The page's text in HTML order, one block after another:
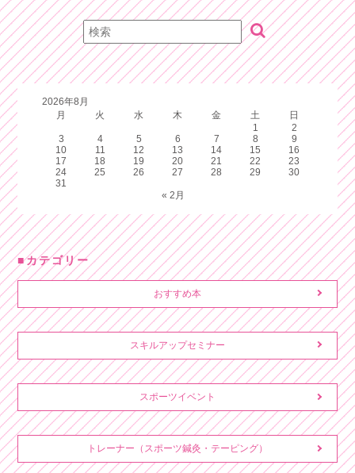
2026年8月
月
火 水 木 金 土
日
1
2
3
4 5 6 7 8
9
10
11 12 13 14 15
16
17
18 19 20 21 22
23
24
25 26 27 28 29
30
31
« 2月
カテゴリー
おすすめ本
スキルアップセミナー
スポーツイベント
トレーナー（スポーツ鍼灸・テーピング）